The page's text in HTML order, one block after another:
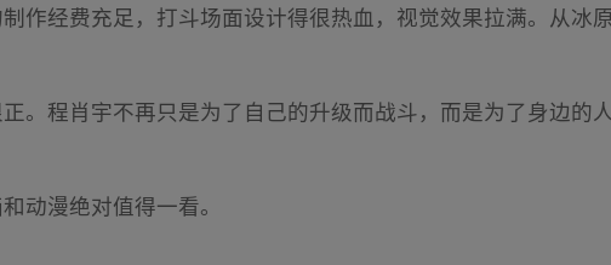
作经费充足，打斗场面设计得很热血，视觉效果拉满。从冰
。程肖宇不再只是为了自己的升级而战斗，而是为了身边的
动漫绝对值得一看。